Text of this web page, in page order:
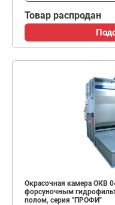
Товар распродан
Окрасочная камера ОКВ
форсуночным
полом, серия "ПРОФИ"